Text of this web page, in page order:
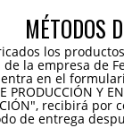
MÉTODOS
los
la empresa de
en el
PRODUCCIÓN Y
recibirá por
de entrega